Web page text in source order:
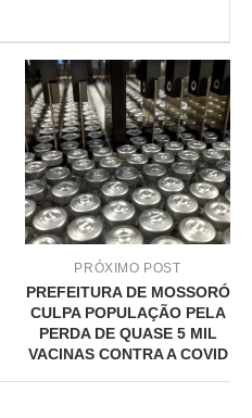
PRÓXIMO POST
PREFEITURA DE MOSSORÓ
CULPA POPULAÇÃO PELA
PERDA DE QUASE 5 MIL
VACINAS CONTRA A COVID